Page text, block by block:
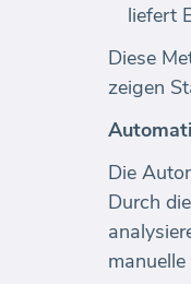
liefert
Diese
zeigen
Die
Durch